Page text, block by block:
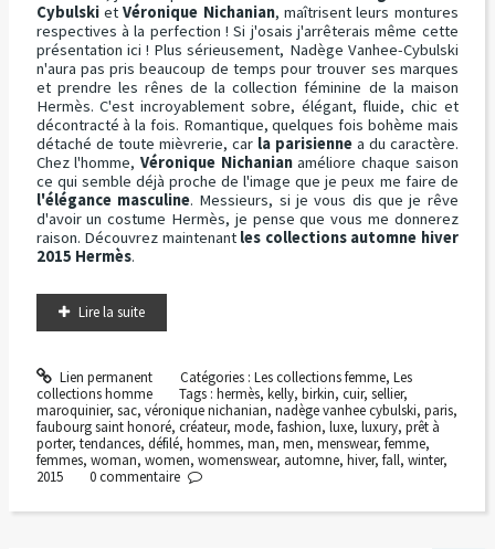
CybulskietVéronique Nichanian, maîtrisent leurs montures
respectives à la perfection ! Si j'osais j'arrêterais même cette
présentation ici ! Plus sérieusement, Nadège Vanhee-Cybulski
n'aura pas pris beaucoup de temps pour trouver ses marques
et prendre les rênes de la collection féminine de la maison
Hermès. C'est incroyablement sobre, élégant, fluide, chic et
décontracté à la fois. Romantique, quelques fois bohème mais
détaché de toute mièvrerie, car la parisiennea du caractère.
Chez l'homme, Véronique Nichanianaméliore chaque saison
ce qui semble déjà proche de l'image que je peux me faire de
l'élégance masculine. Messieurs, si je vous dis que je rêve
d'avoir un costume Hermès, je pense que vous me donnerez
raison. Découvrez maintenant les collections automne hiver
2015 Hermès.
Lire la suite
Lien permanent Catégories : Les collections femme, Les
collections homme
Tags :hermès,kelly,birkin,cuir,sellier,
maroquinier, sac, véronique nichanian, nadège vanhee cybulski, paris,
faubourg saint honoré, créateur, mode, fashion, luxe, luxury, prêt à
porter, tendances, défilé, hommes, man, men, menswear, femme,
femmes, woman, women, womenswear, automne, hiver, fall, winter,
2015
0commentaire